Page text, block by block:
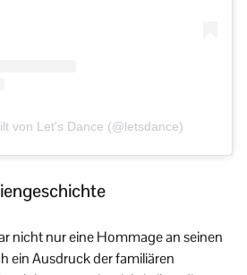
von Let's Dance (@letsdance)
nicht nur eine Hommage an seinen
ein Ausdruck der familiären